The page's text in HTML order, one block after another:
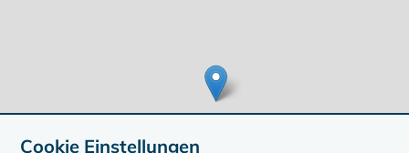
Cookie Einstellungen